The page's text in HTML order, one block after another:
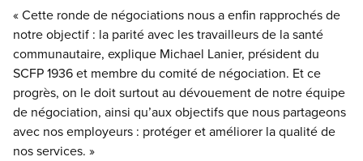
« Cette ronde de négociations nous a enfin rapprochés de
notre objectif : la parité avec les travailleurs de la santé
communautaire, explique Michael Lanier, président du
SCFP 1936 et membre du comité de négociation. Et ce
progrès, on le doit surtout au dévouement de notre équipe
de négociation, ainsi qu’aux objectifs que nous partageons
avec nos employeurs : protéger et améliorer la qualité de
nos services. »